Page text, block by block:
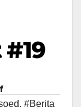
, #Berita